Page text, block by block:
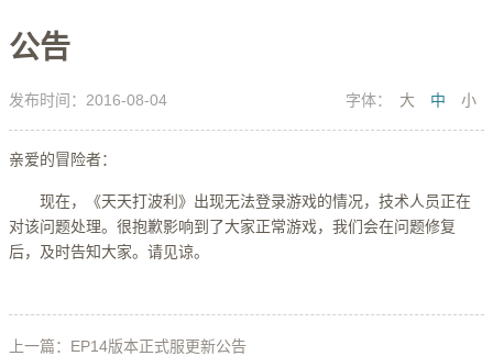
公告
发布时间：2016-08-04 字体： 大 中 小
亲爱的冒险者：
现在，《天天打波利》出现无法登录游戏的情况，技术人员正在
对该问题处理。很抱歉影响到了大家正常游戏，我们会在问题修复
后，及时告知大家。请见谅。
上一篇：EP14版本正式服更新公告